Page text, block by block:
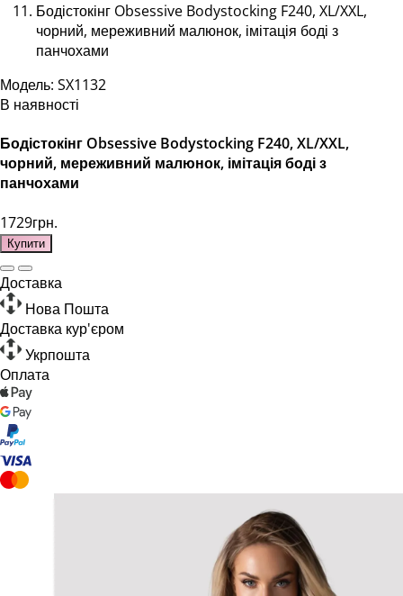
Бодістокінг Obsessive Bodystocking F240, XL/XXL,
чорний, мереживний малюнок, імітація боді з
панчохами
Модель: SX1132
В наявності
Бодістокінг Obsessive Bodystocking F240, XL/XXL,
чорний, мереживний малюнок, імітація боді з
панчохами
1729грн.
Купити
Доставка
Нова Пошта
Доставка кур'єром
Укрпошта
Оплата